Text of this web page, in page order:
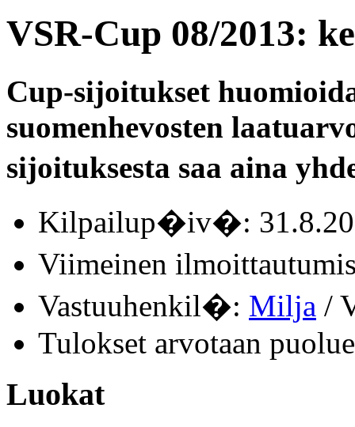
VSR-Cup 08/2013:
Cup-sijoitukset
suomenhevosten
sijoituksesta saa aina
Kilpailup�iv�:
Viimeinen
Vastuuhenkil�: Milja /
Tulokset arvotaan
Luokat